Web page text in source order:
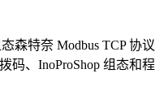
森特奈 Modbus TCP 协议
码、InoProShop 组态和程